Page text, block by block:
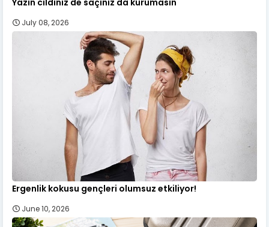
Yazın cildiniz de saçınız da kurumasın
July 08, 2026
Ergenlik kokusu gençleri olumsuz etkiliyor!
June 10, 2026